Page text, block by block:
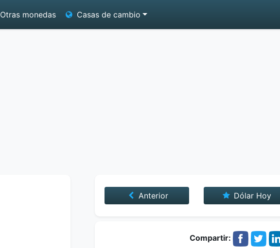
Otras monedas Casas de cambio
Anterior Dólar Hoy
Compartir: